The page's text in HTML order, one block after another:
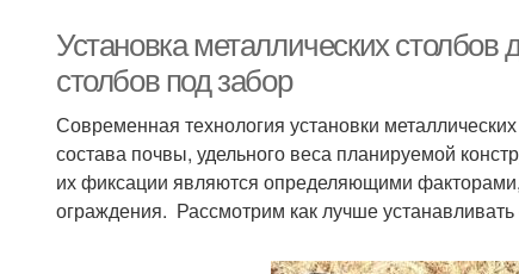
Установка металлических
столбов под забор
Современная технология установки
состава почвы, удельного веса планируемой
их фиксации являются определяющими факторами,
ограждения. Рассмотрим как лучше